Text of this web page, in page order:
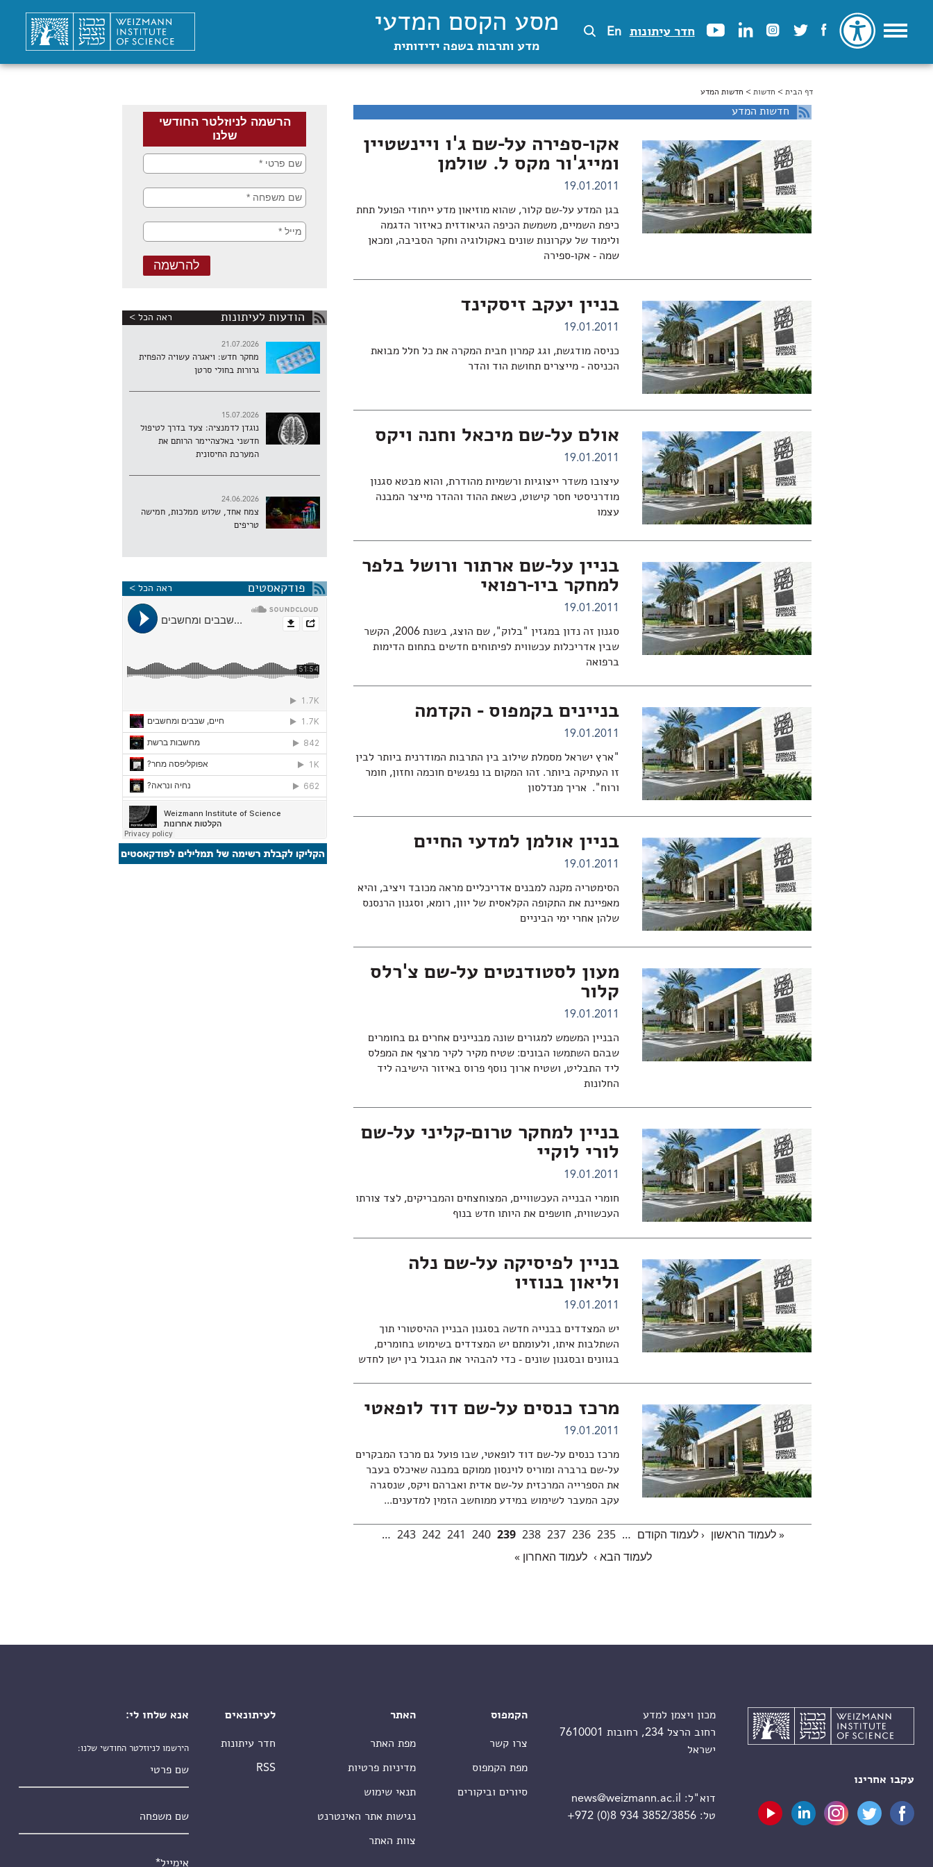
חדר עיתונות En מסע הקסם המדעי
מדע ותרבות בשפה ידידותית
הינך נמצא כאן
דף הבית > חדשות > חדשות המדע
חדשות המדע
אקו-ספירה על-שם ג'ו ויינשטיין
ומייג'ור מקס ל. שולמן
19.01.2011
בגן המדע על-שם קלור, שהוא מוזיאון מדע ייחודי הפועל תחת
כיפת השמיים, משמשת הכיפה הגיאודזית כאיזור הדגמה
ולימוד של עקרונות שונים באקולוגיה וחקר הסביבה, ומכאן
שמה - אקו-ספירה
בניין יעקב זיסקינד
19.01.2011
כניסה מודגשת, וגג קמרון חבית המקרה את כל חלל מבואת
הכניסה - מייצרים תחושת הוד והדר
אולם על-שם מיכאל וחנה ויקס
19.01.2011
עיצובו משדר ייצוגיות ורשמיות מהודרת, והוא מבטא סגנון
מודרניסטי חסר קישוט, כשאת ההוד וההדר מייצר המבנה
עצמו
בניין על-שם ארתור ורושל בלפר
למחקר ביו-רפואי
19.01.2011
סגנון זה נדון במגזין "בלוק", שם הוצג, בשנת 2006, הקשר
שבין אדריכלות עכשווית לפיתוחים חדשים בתחום הדימות
ברפואה
בניינים בקמפוס - הקדמה
19.01.2011
"ארץ ישראל מסמלת שילוב בין התרבות המודרנית ביותר לבין
זו העתיקה ביותר. זהו המקום בו נפגשים חוכמה וחזון, חומר
ורוח". אריך מנדלסון
בניין אולמן למדעי החיים
19.01.2011
הסימטריה מקנה למבנים אדריכליים מראה מכובד ויציב, והיא
מאפיינת את התקופה הקלאסית של יוון, רומא, וסגנון הרנסנס
שלהן אחרי ימי הביניים
מעון לסטודנטים על-שם צ'רלס
קלור
19.01.2011
הבניין המשמש למגורים שונה מבניינים אחרים גם בחומרים
שבהם השתמשו הבונים: שטיח מקיר לקיר מרצף את המפלס
ליד התבליט, ושטיח ארוך נוסף פרוס באיזור הישיבה ליד
החלונות
בניין למחקר טרום-קליני על-שם
לורי לוקיי
19.01.2011
חומרי הבנייה העכשוויים, המצוחצחים והמבריקים, לצד צורתו
העכשווית, חושפים את היותו חדש בנוף
בניין לפיסיקה על-שם נלה
וליאון בנוזיו
19.01.2011
יש המצדדים בבנייה חדשה בסגנון הבניין ההיסטורי תוך
השתלבות איתו, ולעומתם יש המצדדים בשימוש בחומרים,
בגוונים ובסגנון שונים - כדי להבהיר את הגבול בין ישן לחדש
מרכז כנסים על-שם דוד לופאטי
19.01.2011
מרכז כנסים על-שם דוד לופאטי, שבו פועל גם מרכז המבקרים
על-שם ברברה ומוריס לוינסון ממוקם במבנה שאיכלס בעבר
את הספרייה המרכזית על-שם אדית ואברהם ויקס, שנסגרה
עקב המעבר לשימוש במידע ממוחשב הזמין למדענים...
עמודים« לעמוד הראשון ‹ לעמוד הקודם …
235
236
237
238
239
240
241
242
243
…
לעמוד הבא › לעמוד האחרון »
הודעות לעיתונות ראה הכל >
21.07.2026
מחקר חדש: ויאגרה עשויה להפחית
גרורות בחולי סרטן
15.07.2026
נוגדן לדמנציה: צעד בדרך לטיפול
חדשני באלצהיימר הרותם את
המערכת החיסונית
24.06.2026
צמח אחד, שלוש ממלכות, חמישה
טריפים
פודקאסטים ראה הכל >
עקבו אחרינו
מכון ויצמן למדע
רחוב הרצל 234, רחובות 7610001
ישראל
דוא"ל:
news@weizmann.ac.il
טל:+972 (0)8 934 3852/3856
הקמפוס
צרו קשר
מפת הקמפוס
סיורים וביקורים
האתר
מפת האתר
מדיניות פרטיות
תנאי שימוש
נגישות אתר האינטרנט
צוות האתר
לעיתונאים
חדר עיתונות
RSS
אנא שלחו לי:
הירשמו לניוזלטר החודשי שלנו: